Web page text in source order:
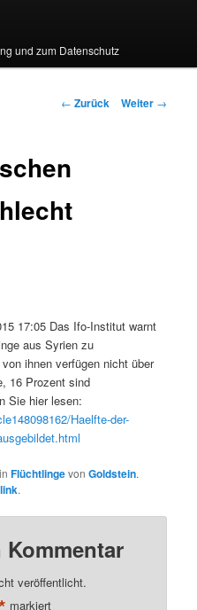
und zum Datenschutz
Beitragsnavigation
← Zurück Weiter →
17:05 Das Ifo-Institut warnt
aus Syrien zu
ihnen verfügen nicht über
16 Prozent sind
Sie hier lesen:
Haelfte-der-
FlüchtlingevonGoldstein.
.
veröffentlicht.
markiert